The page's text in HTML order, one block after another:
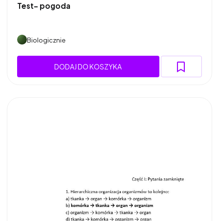
Test- pogoda
Biologicznie
DODAJ DO KOSZYKA